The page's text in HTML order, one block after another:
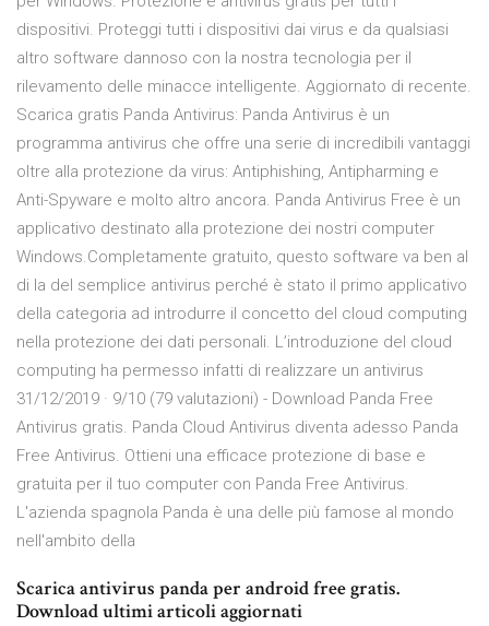
dispositivi. Proteggi tutti i dispositivi dai virus e da qualsiasi
altro software dannoso con la nostra tecnologia per il
rilevamento delle minacce intelligente. Aggiornato di recente.
Scarica gratis Panda Antivirus: Panda Antivirus è un
programma antivirus che offre una serie di incredibili vantaggi
oltre alla protezione da virus: Antiphishing, Antipharming e
Anti-Spyware e molto altro ancora. Panda Antivirus Free è un
applicativo destinato alla protezione dei nostri computer
Windows.Completamente gratuito, questo software va ben al
di la del semplice antivirus perché è stato il primo applicativo
della categoria ad introdurre il concetto del cloud computing
nella protezione dei dati personali. L’introduzione del cloud
computing ha permesso infatti di realizzare un antivirus
31/12/2019 · 9/10 (79 valutazioni) - Download Panda Free
Antivirus gratis. Panda Cloud Antivirus diventa adesso Panda
Free Antivirus. Ottieni una efficace protezione di base e
gratuita per il tuo computer con Panda Free Antivirus.
L'azienda spagnola Panda è una delle più famose al mondo
nell'ambito della
Scarica antivirus panda per android free gratis.
Download ultimi articoli aggiornati